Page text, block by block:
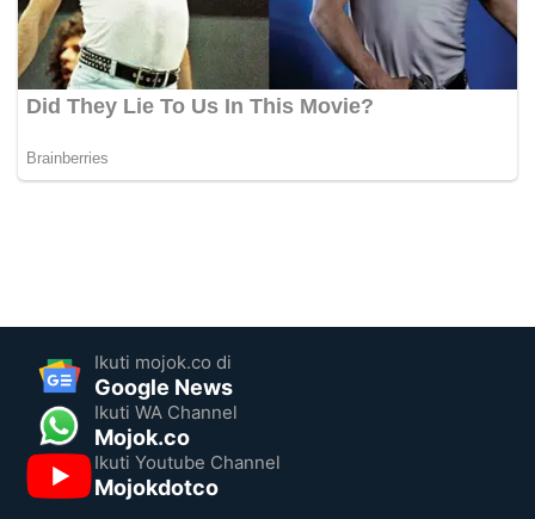
Ikuti mojok.co di
Google News
Ikuti WA Channel
Mojok.co
Ikuti Youtube Channel
Mojokdotco